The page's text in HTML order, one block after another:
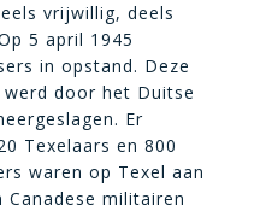
vrijwillig, deels
5 april 1945
in opstand. Deze
werd door het Duitse
Er
Texelaars en 800
waren op Texel aan
militairen